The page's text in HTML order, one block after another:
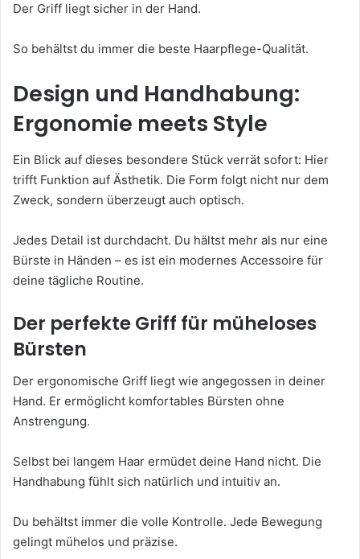
Der Griff liegt sicher in der Hand.
So behältst du immer die beste Haarpflege-Qualität.
Design und Handhabung:
Ergonomie meets Style
Ein Blick auf dieses besondere Stück verrät sofort: Hier
trifft Funktion auf Ästhetik. Die Form folgt nicht nur dem
Zweck, sondern überzeugt auch optisch.
Jedes Detail ist durchdacht. Du hältst mehr als nur eine
Bürste in Händen – es ist ein modernes Accessoire für
deine tägliche Routine.
Der perfekte Griff für müheloses
Bürsten
Der ergonomische Griff liegt wie angegossen in deiner
Hand. Er ermöglicht komfortables Bürsten ohne
Anstrengung.
Selbst bei langem Haar ermüdet deine Hand nicht. Die
Handhabung fühlt sich natürlich und intuitiv an.
Du behältst immer die volle Kontrolle. Jede Bewegung
gelingt mühelos und präzise.